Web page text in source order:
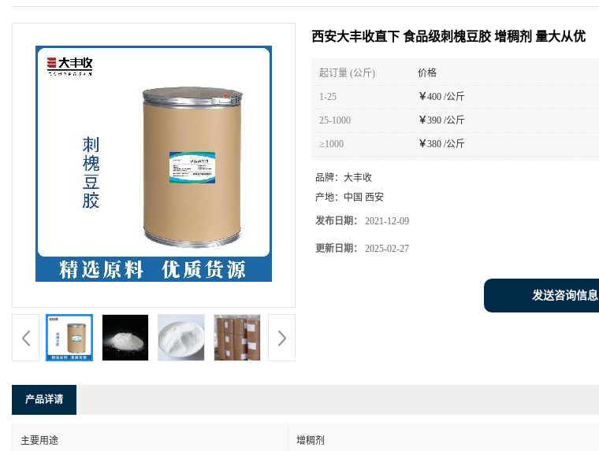
西安大丰收直下 食品级刺槐豆胶 增稠剂 量大从优
起订量 (公斤) 价格
1-25 ￥400 /公斤
25-1000 ￥390 /公斤
≥1000 ￥380 /公斤
品牌： 大丰收
产地： 中国 西安
发布日期： 2021-12-09
更新日期： 2025-02-27
发送咨询信息
产品详请
主要用途 增稠剂